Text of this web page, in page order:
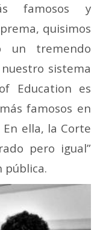
famosos y
quisimos
un tremendo
sistema
Education es
famosos en
ella, la Corte
pero igual”
pública.